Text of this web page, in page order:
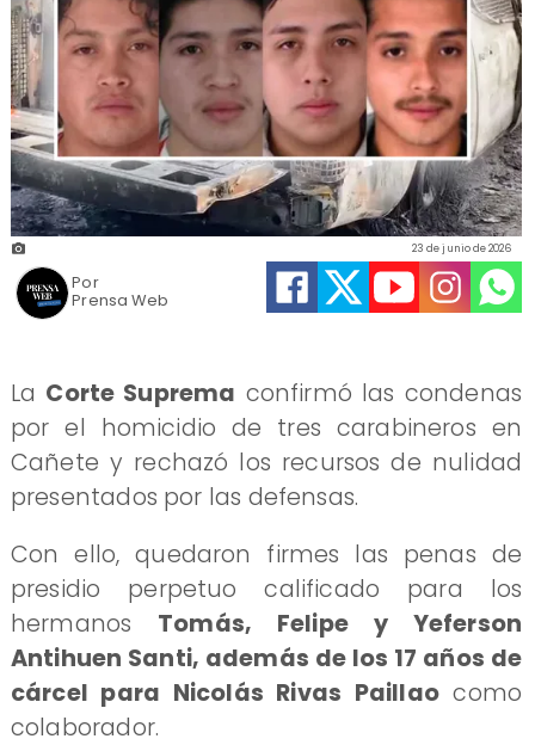
Prensa Web
23 de junio de 2026
Por
La Corte Suprema confirmó las condenas
por el homicidio de tres carabineros en
Cañete y rechazó los recursos de nulidad
presentados por las defensas.
Con ello, quedaron firmes las penas de
presidio perpetuo calificado para los
hermanos Tomás, Felipe y Yeferson
Antihuen Santi, además de los 17 años de
cárcel para Nicolás Rivas Paillaocomo
colaborador.